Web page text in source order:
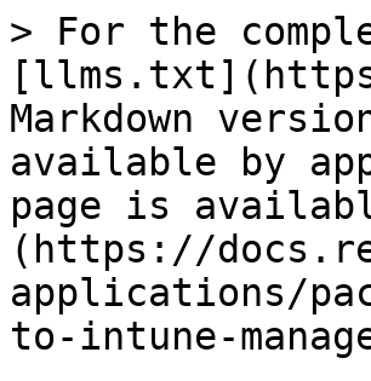
> For the
Markdown
available by
page is
(https://
applications/
to-intune-